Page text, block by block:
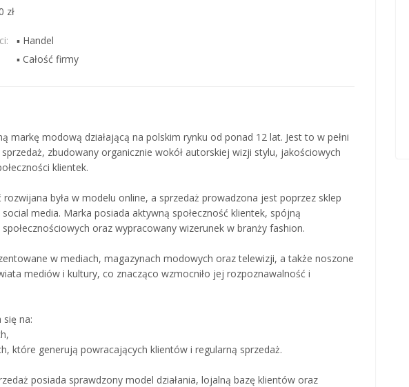
zł
▪ Handel
▪ Całość firmy
markę modową działającą na polskim rynku od ponad 12 lat. Jest to w pełni
zbudowany organicznie wokół autorskiej wizji stylu, jakościowych
klientek.
rozwijana była w modelu online, a sprzedaż prowadzona jest poprzez sklep
media. Marka posiada aktywną społeczność klientek, spójną
oraz wypracowany wizerunek w branży fashion.
w mediach, magazynach modowych oraz telewizji, a także noszone
mediów i kultury, co znacząco wzmocniło jej rozpoznawalność i
na:
które generują powracających klientów i regularną sprzedaż.
posiada sprawdzony model działania, lojalną bazę klientów oraz